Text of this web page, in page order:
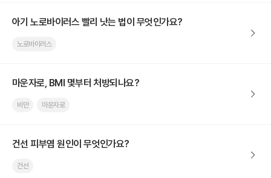
아기 노로바이러스 빨리 낫는 법이 무엇인가요?
노로바이러스
마운자로, BMI 몇부터 처방되나요?
비만 마운자로
건선 피부염 원인이 무엇인가요?
건선